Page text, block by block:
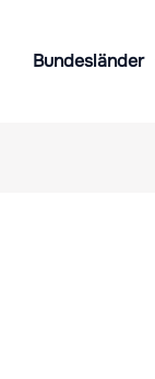
Bundesländer